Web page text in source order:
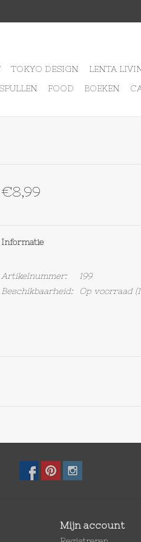
TOKYO DESIGN LENTA
FOOD BOEKEN
€8,99
Informatie
Artikelnummer:
199
Beschikbaarheid:
Op voorraad
Mijn account